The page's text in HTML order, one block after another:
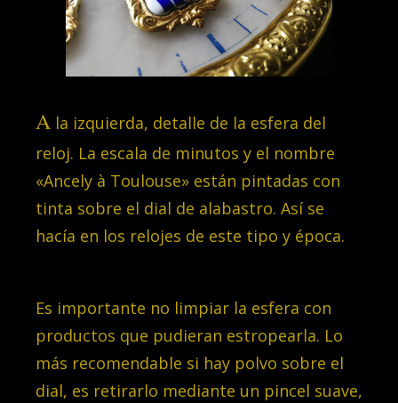
A la izquierda, detalle de la esfera del
reloj. La escala de minutos y el nombre
«Ancely à Toulouse» están pintadas con
tinta sobre el dial de alabastro. Así se
hacía en los relojes de este tipo y época.
Es importante no limpiar la esfera con
productos que pudieran estropearla. Lo
más recomendable si hay polvo sobre el
dial, es retirarlo mediante un pincel suave,